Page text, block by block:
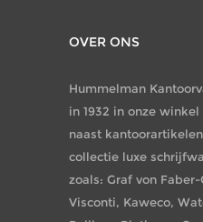
OVER ONS
Hummelman
in 1932 in onze
naast
collectie luxe
zoals: Graf von
Visconti, Kaweco,